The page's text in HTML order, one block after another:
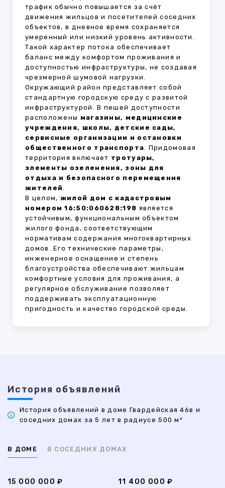
трафик обычно повышается за счёт
движения жильцов и посетителей соседних
объектов, в дневное время сохраняется
умеренный или низкий уровень активности.
Такой характер потока обеспечивает
баланс между комфортом проживания и
доступностью инфраструктуры, не создавая
чрезмерной шумовой нагрузки.
Окружающий район представляет собой
стандартную городскую среду с развитой
инфраструктурой. В пешей доступности
расположены магазины, медицинские
учреждения, школы, детские сады,
сервисные организации и остановки
общественного транспорта. Придомовая
территория включает тротуары,
элементы озеленения, зоны для
отдыха и безопасного перемещения
жителей.
В целом, жилой дом с кадастровым
номером 16:50:060628:198 является
устойчивым, функциональным объектом
жилого фонда, соответствующим
нормативам содержания многоквартирных
домов. Его технические параметры,
инженерное оснащение и степень
благоустройства обеспечивают жильцам
комфортные условия для проживания, а
регулярное обслуживание позволяет
поддерживать эксплуатационную
пригодность и качество городской среды.
История объявлений
История объявлений в доме Гвардейская 46в и
соседних домах за 5 лет в радиусе 500 м²
В ДОМЕ В СОСЕДНИХ ДОМАХ
15 000 000 ₽ 11 400 000 ₽